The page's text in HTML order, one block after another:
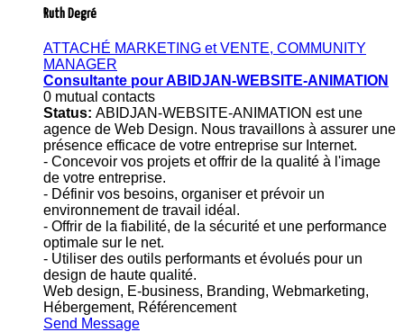
Ruth Degré
ATTACHÉ MARKETING et VENTE, COMMUNITY
MANAGER
Consultante pour ABIDJAN-WEBSITE-ANIMATION
0 mutual contacts
Status: ABIDJAN-WEBSITE-ANIMATION est une
agence de Web Design. Nous travaillons à assurer une
présence efficace de votre entreprise sur Internet.
- Concevoir vos projets et offrir de la qualité à l'image
de votre entreprise.
- Définir vos besoins, organiser et prévoir un
environnement de travail idéal.
- Offrir de la fiabilité, de la sécurité et une performance
optimale sur le net.
- Utiliser des outils performants et évolués pour un
design de haute qualité.
Web design, E-business, Branding, Webmarketing,
Hébergement, Référencement
Send Message